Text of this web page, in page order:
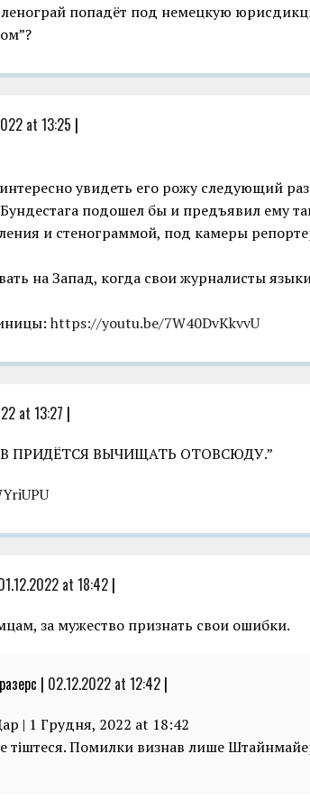
попадёт под немецкую
at 13:25 |
увидеть его рожу следующий
подошел бы и предъявил ему
и стенограммой, под камеры
на Запад, когда свои журналисты
https://youtu.be/7W40DvKkvvU
at 13:27 |
ПРИДЁТСЯ ВЫЧИЩАТЬ ОТОВСЮДУ.”
at 18:42 |
за мужество признать свои ошибки.
| 02.12.2022 at 12:42 |
| 1 Грудня, 2022 at 18:42
тіштеся. Помилки визнав лише